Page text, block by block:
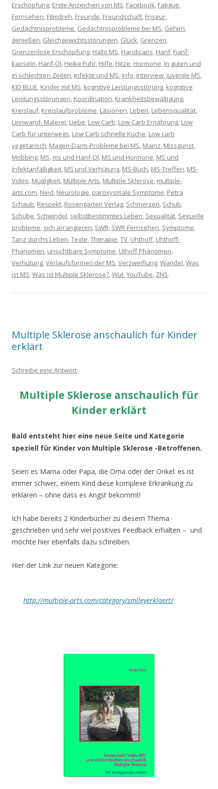
Erschöpfung, Erste Anzeichen von MS, Facebook, Fatigue,
Fernsehen, Filmdreh, Freunde, Freundschaft, Friseur,
Gedächtnisprobleme, Gedächtnisprobleme bei MS, Gehirn,
genießen, Gleichgewichtsstörungen, Glück, Grenzen,
Grenzenlose Erschöpfung, Hallo MS, Handicaps, Hanf, hanf-
kapseln, Hanf-Öl, Heike Führ, Hilfe, Hitze, Hormone, In guten und
in schlechten Zeiten, Infekte und MS, Info, Interview, juvenile MS,
KID BLUE, Kinder mit MS, kognitive Leistungsstörung, kognitive
Leistungsstörungen, Koordination, Krankheitsbewältigung,
Kreislauf, Kreislaufprobleme, Läsionen, Leben, Lebensqualität,
Leinwand- Malerei, Liebe, Low Carb, Low Carb Ernährung, Low
Carb für unterwegs, Low Carb schnelle Küche, Low carb
vegetarisch, Magen-Darm-Probleme bei MS, Mainz, Missgunst,
Mobbing, MS, ms und Hanf-Öl, MS und Hormone, MS und
Infektanfälligkeit, MS und Verhütung, MS-Buch, MS-Treffen, MS-
Video, Müdigkeit, Multiple Arts, Multiple Sklerose, multiple-
arts.com, Neid, Neurologie, paroxysmale Symptome, Petra
Schaub, Respekt, Rosengarten Verlag, Schmerzen, Schub,
Schübe, Schwindel, selbstbestimmtes Leben, Sexualität, Sexuelle
probleme, sich arrangieren, SWR, SWR-Fernsehen, Symptome,
Tanz durchs Leben,Texte,Therapie,TV, Uhthoff, Uhthoff-
Phänomen, unsichtbare Symptome, Uthoff Phänomen,
Verhütung,Verlaufsformen der MS,Verzweiflung,Wandel,Was
ist MS,Was ist Multiple Sklerose?,Wut,YouTube, ZNS.
Multiple Sklerose anschaulich für Kinder
erklärt
Schreibe eine Antwort
Multiple Sklerose anschaulich für
Kinder erklärt
Bald entsteht hier eine neue Seite und Kategorie
speziell für Kinder von Multiple Sklerose -Betroffenen.
Seien es Mama oder Papa, die Oma oder der Onkel: es ist
immer schwer, einem Kind diese komplexe Erkrankung zu
erklären – ohne dass es Angst bekommt!
Ich habe bereits 2 Kinderbücher zu diesem Thema
geschrieben und sehr viel positives Feedback erhalten – und
möchte hier ebenfalls dazu schreiben.
Hier der Link zur neuen Kategorie:
http://multiple-arts.com/category/smileyerklaert/